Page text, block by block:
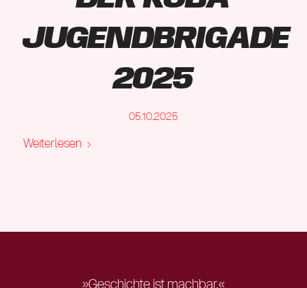
Jugendbrigade
2025
05.10.2025
Weiterlesen
»Geschichte ist machbar.«